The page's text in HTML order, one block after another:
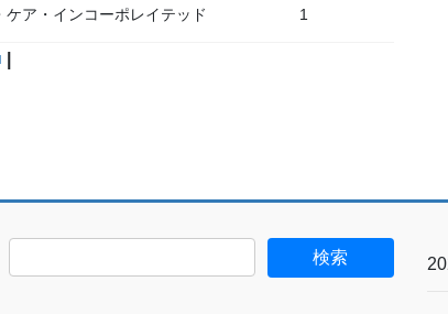
ア・インコーポレイテッド 1